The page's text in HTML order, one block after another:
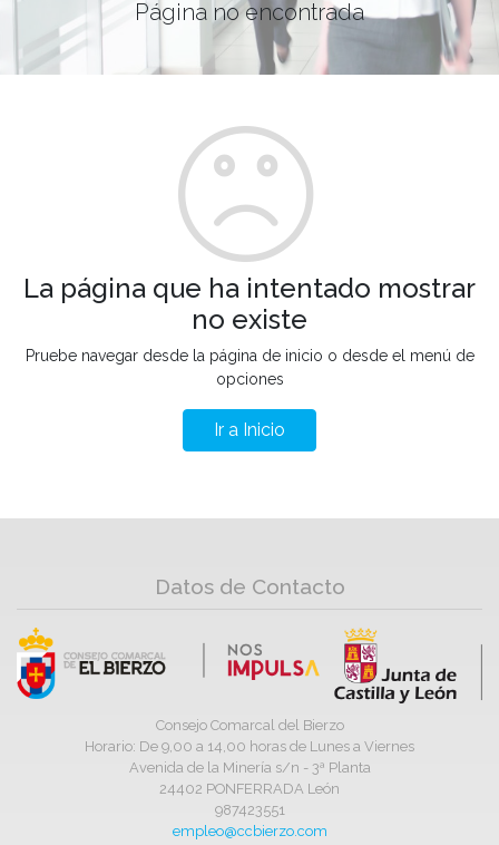
Página no encontrada
La página que ha intentado mostrar
no existe
Pruebe navegar desde la página de inicio o desde el menú de
opciones
Ir a Inicio
Datos de Contacto
Consejo Comarcal del Bierzo
Horario: De 9,00 a 14,00 horas de Lunes a Viernes
Avenida de la Minería s/n - 3ª Planta
24402 PONFERRADA León
987423551
empleo@ccbierzo.com